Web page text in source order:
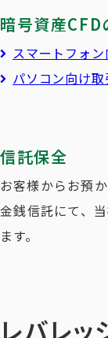
暗号資産CFD
スマートフォ
パソコン向け
信託保全
お客様からお預
金銭信託にて、
ます。
レバレ